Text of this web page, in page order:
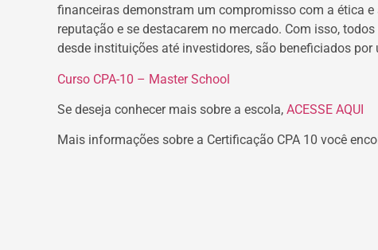
financeiras demonstram um compromisso com a ética
reputação e se destacarem no mercado. Com isso,
desde instituições até investidores, são beneficiados
Curso CPA-10 – Master School
Se deseja conhecer mais sobre a escola, ACESSE AQUI
Mais informações sobre a Certificação CPA 10 você